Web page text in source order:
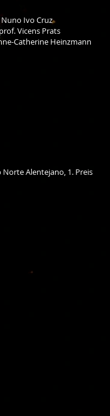
Nuno Ivo Cruz
Vicens Prats
Catherine Heinzmann
Alentejano, 1. Preis